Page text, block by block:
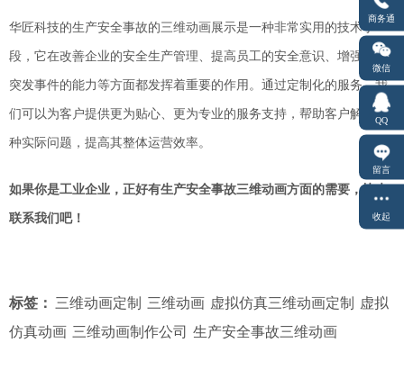
华匠科技的生产安全事故的三维动画展示是一种非常实用的技术手
段，它在改善企业的安全生产管理、提高员工的安全意识、增强应对
突发事件的能力等方面都发挥着重要的作用。通过定制化的服务，我
们可以为客户提供更为贴心、更为专业的服务支持，帮助客户解决各
种实际问题，提高其整体运营效率。
如果你是工业企业，正好有生产安全事故三维动画方面的需要，快来
联系我们吧！
标签： 三维动画定制 三维动画 虚拟仿真三维动画定制
虚拟
仿真动画 三维动画制作公司 生产安全事故三维动画
商务通
微信
QQ
留言
收起